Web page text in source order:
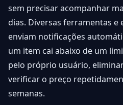
sem precisar acompanhar
dias. Diversas ferramentas e
enviam notificações
um item cai abaixo de um
pelo próprio usuário,
verificar o preço
semanas.